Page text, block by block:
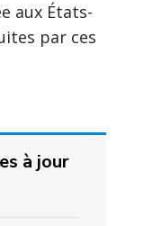
aux États-
par ces
à jour